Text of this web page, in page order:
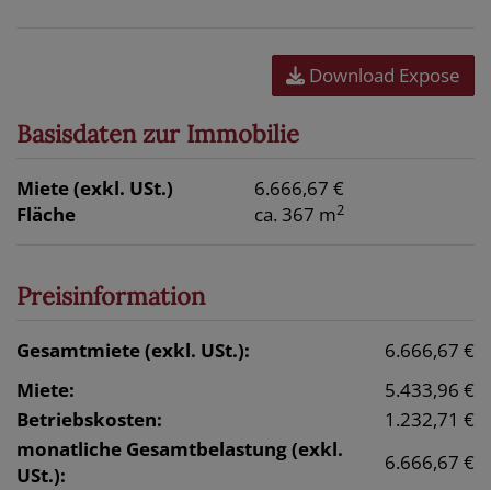
Download Expose
Basisdaten zur Immobilie
Miete (exkl. USt.)
6.666,67 €
Fläche
ca. 367 m2
Preisinformation
Gesamtmiete (exkl. USt.):
6.666,67 €
Miete:
5.433,96 €
Betriebskosten:
1.232,71 €
monatliche Gesamtbelastung (exkl.
USt.):
6.666,67 €